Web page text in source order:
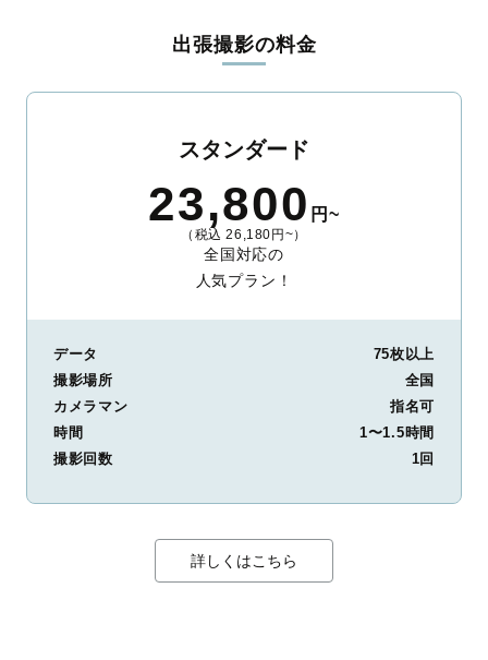
ィを身につけたプロのカメラマンが全国47都道府県に在籍してい
ます。創業10年のノウハウを活かし、思い出に残る素敵な撮影体
験をお届けします。
整。自然な雰囲気を残しつつも、おしゃれで洗練された仕上がり
に。きっと「こんな写真を撮ってほしかった！」と思える一枚に
出会えます。まずは、ラブグラフの撮影事例
出張撮影の料金
スタンダード
23,800 円~
（税込 26,180円~）
全国対応の
人気プラン！
データ
75枚以上
撮影場所
全国
カメラマン
指名可
時間
1〜1.5時間
撮影回数
1回
詳しくはこちら